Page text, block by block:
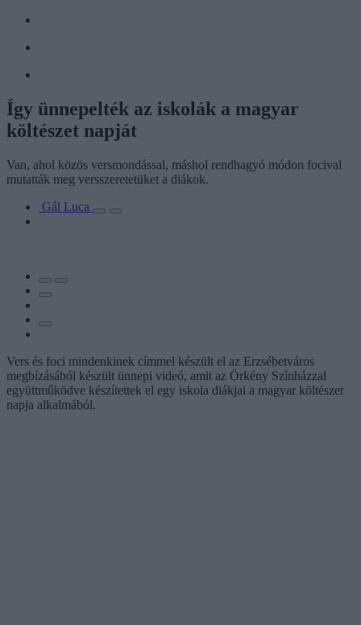
Így ünnepelték az iskolák a magyar
költészet napját
Van, ahol közös versmondással, máshol rendhagyó módon focival
mutatták meg versszeretetüket a diákok.
Gál Luca
Vers és foci mindenkinek címmel készült el az Erzsébetváros
megbízásából készült ünnepi videó, amit az Örkény Színházzal
együttműködve készítettek el egy iskola diákjai a magyar költészet
napja alkalmából.